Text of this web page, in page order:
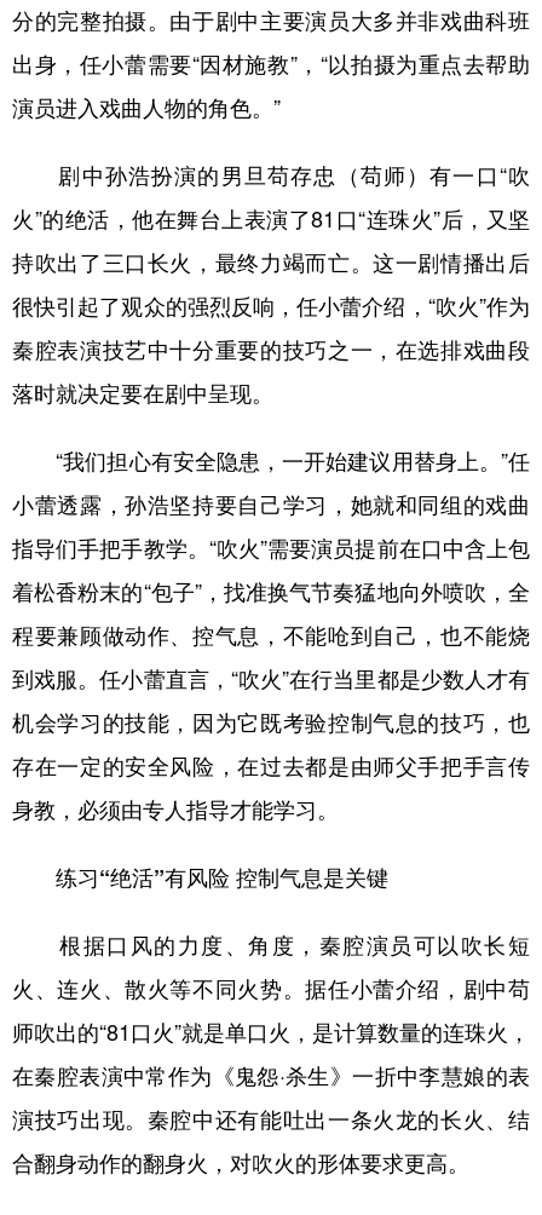
分的完整拍摄。由于剧中主要演员大多并非戏曲科班
出身，任小蕾需要“因材施教”，“以拍摄为重点去帮助
演员进入戏曲人物的角色。”
剧中孙浩扮演的男旦苟存忠（苟师）有一口“吹
火”的绝活，他在舞台上表演了81口“连珠火”后，又坚
持吹出了三口长火，最终力竭而亡。这一剧情播出后
很快引起了观众的强烈反响，任小蕾介绍，“吹火”作为
秦腔表演技艺中十分重要的技巧之一，在选排戏曲段
落时就决定要在剧中呈现。
“我们担心有安全隐患，一开始建议用替身上。”任
小蕾透露，孙浩坚持要自己学习，她就和同组的戏曲
指导们手把手教学。“吹火”需要演员提前在口中含上包
着松香粉末的“包子”，找准换气节奏猛地向外喷吹，全
程要兼顾做动作、控气息，不能呛到自己，也不能烧
到戏服。任小蕾直言，“吹火”在行当里都是少数人才有
机会学习的技能，因为它既考验控制气息的技巧，也
存在一定的安全风险，在过去都是由师父手把手言传
身教，必须由专人指导才能学习。
练习“绝活”有风险 控制气息是关键
根据口风的力度、角度，秦腔演员可以吹长短
火、连火、散火等不同火势。据任小蕾介绍，剧中苟
师吹出的“81口火”就是单口火，是计算数量的连珠火，
在秦腔表演中常作为《鬼怨·杀生》一折中李慧娘的表
演技巧出现。秦腔中还有能吐出一条火龙的长火、结
合翻身动作的翻身火，对吹火的形体要求更高。